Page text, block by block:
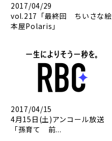
2017/04/29
vol.217「最終回 ちいさな絵
本屋Polaris」
2017/04/15
4月15日(土)アンコール放送
「孫育て 前...